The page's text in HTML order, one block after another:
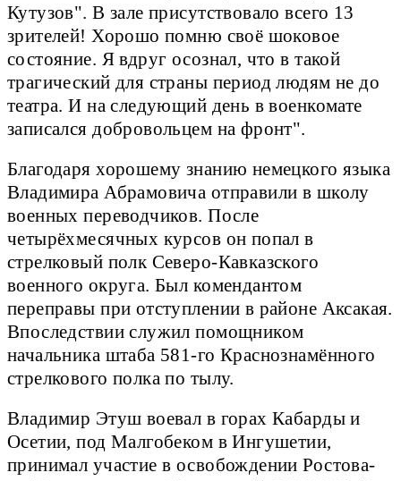
Кутузов". В зале присутствовало всего 13
зрителей! Хорошо помню своё шоковое
состояние. Я вдруг осознал, что в такой
трагический для страны период людям не до
театра. И на следующий день в военкомате
записался добровольцем на фронт".
Благодаря хорошему знанию немецкого языка
Владимира Абрамовича отправили в школу
военных переводчиков. После
четырёхмесячных курсов он попал в
стрелковый полк Северо-Кавказского
военного округа. Был комендантом
переправы при отступлении в районе Аксакая.
Впоследствии служил помощником
начальника штаба 581-го Краснознамённого
стрелкового полка по тылу.
Владимир Этуш воевал в горах Кабарды и
Осетии, под Малгобеком в Ингушетии,
принимал участие в освобождении Ростова-